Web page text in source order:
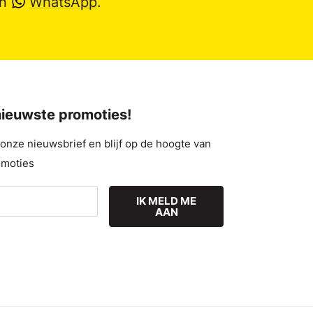
promoties!
nieuwsbrief en blijf op de hoogte van
IK MELD ME
AAN